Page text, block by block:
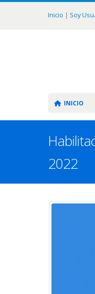
Inicio | Soy
INICIO
2022